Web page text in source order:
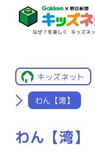
キッズネット
わん【湾】
わん【湾】